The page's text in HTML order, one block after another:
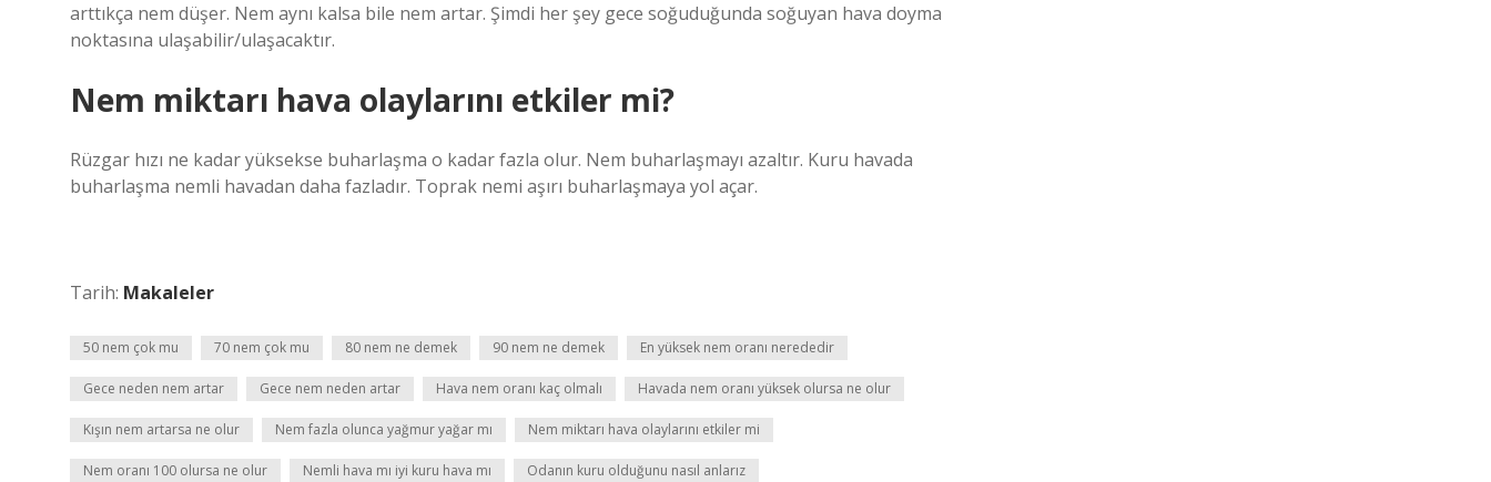
arttıkça nem düşer. Nem aynı kalsa bile nem artar. Şimdi her şey gece soğuduğunda soğuyan hava doyma
noktasına ulaşabilir/ulaşacaktır.
Nem miktarı hava olaylarını etkiler mi?
Rüzgar hızı ne kadar yüksekse buharlaşma o kadar fazla olur. Nem buharlaşmayı azaltır. Kuru havada
buharlaşma nemli havadan daha fazladır. Toprak nemi aşırı buharlaşmaya yol açar.
Tarih: Makaleler
50 nem çok mu 70 nem çok mu 80 nem ne demek 90 nem ne demek En yüksek nem oranı nerededir
Gece neden nem artar Gece nem neden artar Hava nem oranı kaç olmalı Havada nem oranı yüksek olursa ne olur
Kışın nem artarsa ne olur Nem fazla olunca yağmur yağar mı Nem miktarı hava olaylarını etkiler mi
Nem oranı 100 olursa ne olur Nemli hava mı iyi kuru hava mı Odanın kuru olduğunu nasıl anlarız